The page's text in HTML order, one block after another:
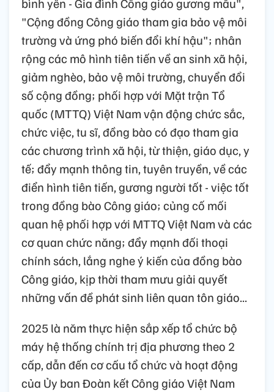
bình yên - Gia đình Công giáo gương mẫu",
"Cộng đồng Công giáo tham gia bảo vệ môi
trường và ứng phó biến đổi khí hậu"; nhân
rộng các mô hình tiên tiến về an sinh xã hội,
giảm nghèo, bảo vệ môi trường, chuyển đổi
số cộng đồng; phối hợp với Mặt trận Tổ
quốc (MTTQ) Việt Nam vận động chức sắc,
chức việc, tu sĩ, đồng bào có đạo tham gia
các chương trình xã hội, từ thiện, giáo dục, y
tế; đẩy mạnh thông tin, tuyên truyền, về các
điển hình tiên tiến, gương người tốt - việc tốt
trong đồng bào Công giáo; củng cố mối
quan hệ phối hợp với MTTQ Việt Nam và các
cơ quan chức năng; đẩy mạnh đối thoại
chính sách, lắng nghe ý kiến của đồng bào
Công giáo, kịp thời tham mưu giải quyết
những vấn đề phát sinh liên quan tôn giáo...
2025 là năm thực hiện sắp xếp tổ chức bộ
máy hệ thống chính trị địa phương theo 2
cấp, dẫn đến cơ cấu tổ chức và hoạt động
của Ủy ban Đoàn kết Công giáo Việt Nam